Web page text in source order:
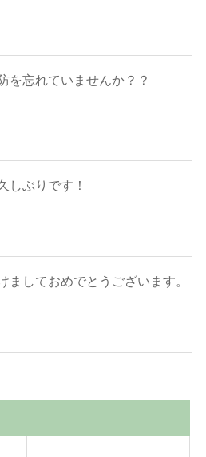
を忘れていませんか？？
しぶりです！
ましておめでとうございます。